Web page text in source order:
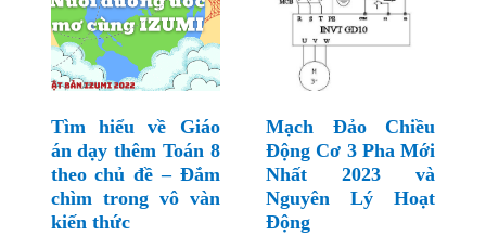
Tìm hiểu về Giáo
án dạy thêm Toán 8
theo chủ đề – Đắm
chìm trong vô vàn
kiến thức
Mạch Đảo Chiều
Động Cơ 3 Pha Mới
Nhất 2023 và
Nguyên Lý Hoạt
Động